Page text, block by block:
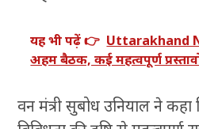
यह भी पढ़ें 👉 Uttarakhand
अहम बैठक, कई महत्वपूर्ण
वन मंत्री सुबोध उनियाल ने